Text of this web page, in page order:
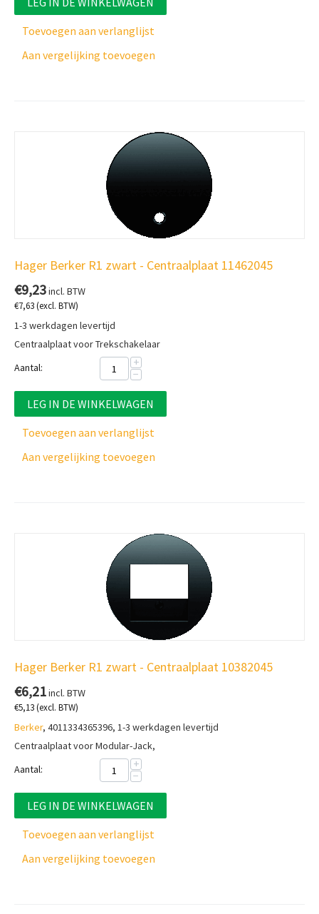
Toevoegen aan verlanglijst
Aan vergelijking toevoegen
Hager Berker R1 zwart - Centraalplaat 11462045
€9,23incl. BTW
€7,63(excl. BTW)
1-3 werkdagen levertijd
Centraalplaat voor Trekschakelaar
Aantal:
+
−
LEG IN DE WINKELWAGEN
Toevoegen aan verlanglijst
Aan vergelijking toevoegen
Hager Berker R1 zwart - Centraalplaat 10382045
€6,21incl. BTW
€5,13(excl. BTW)
Berker, 4011334365396, 1-3 werkdagen levertijd
Centraalplaat voor Modular-Jack,
Aantal:
+
−
LEG IN DE WINKELWAGEN
Toevoegen aan verlanglijst
Aan vergelijking toevoegen